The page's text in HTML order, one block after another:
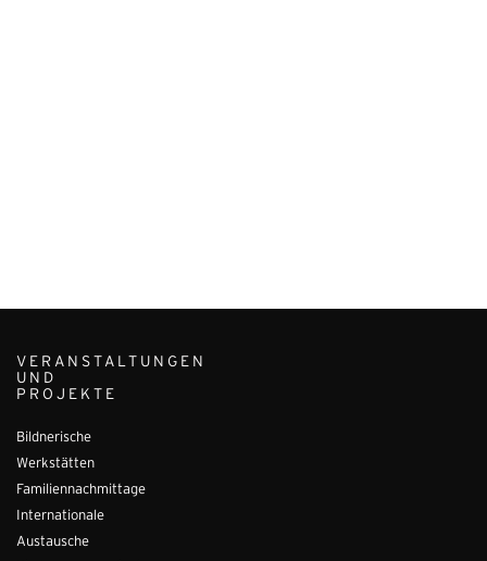
VERANSTALTUNGEN
UND
PROJEKTE
Bildnerische
Werkstätten
Familiennachmittage
Internationale
Austausche